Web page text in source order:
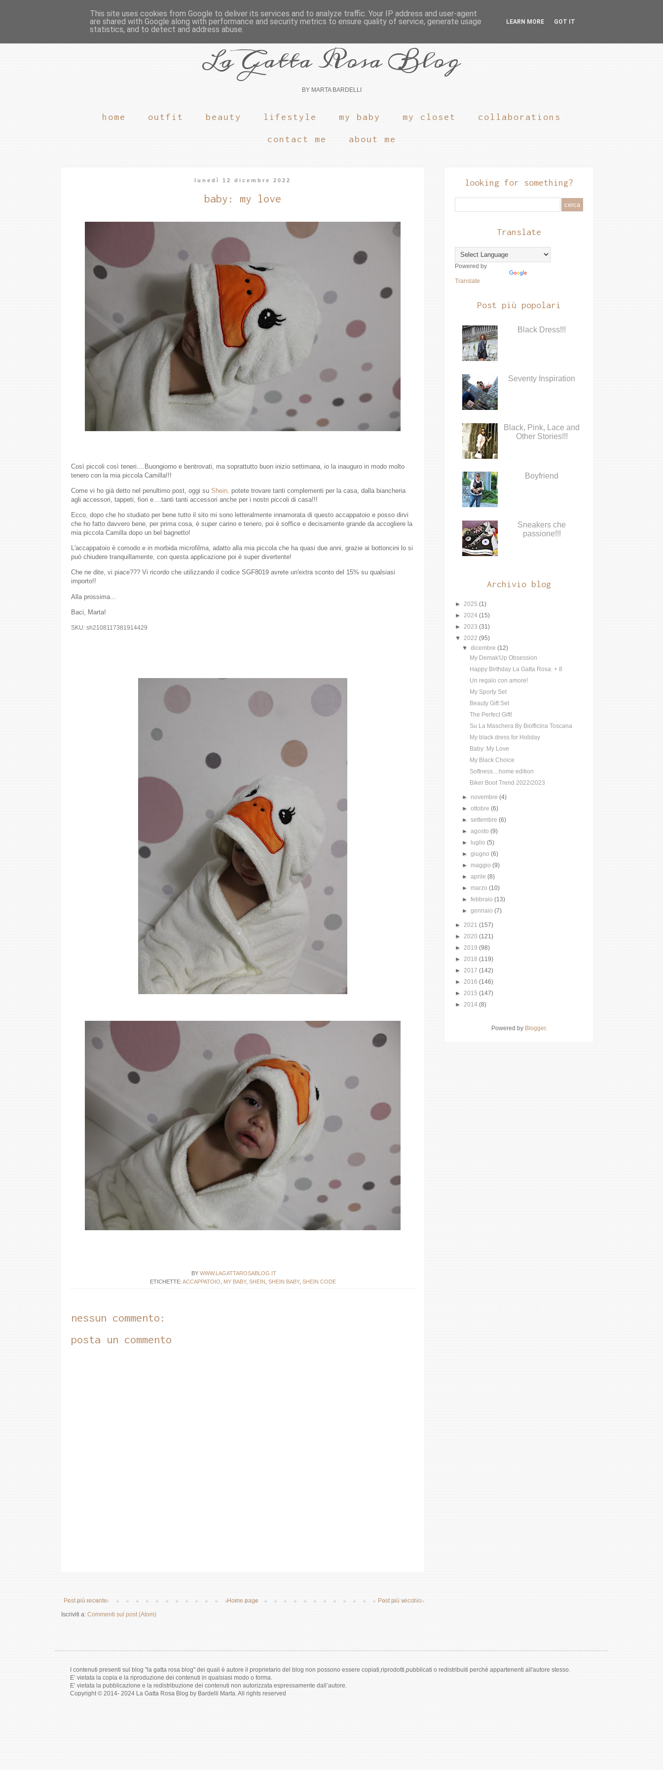
La Gatta Rosa Blog
BY MARTA BARDELLI
home outfit beauty lifestyle my baby my closet collaborations
contact me about me
lunedì 12 dicembre 2022
baby: my love
Così piccoli così teneri.... Buongiorno e bentrovati, ma soprattutto buon inizio settimana, io la inauguro in modo molto
tenero con la mia piccola Camilla!!!
Come vi ho già detto nel penultimo post, oggi su Shein, potete trovare tanti complementi per la casa, dalla biancheria
agli accessori, tappeti, fiori e....tanti tanti accessori anche per i nostri piccoli di casa!!!
Ecco, dopo che ho studiato per bene tutto il sito mi sono letteralmente innamorata di questo accappatoio e posso dirvi
che ho fatto davvero bene, per prima cosa, è super carino e tenero, poi è soffice e decisamente grande da accogliere la
mia piccola Camilla dopo un bel bagnetto!
L'accappatoio è comodo e in morbida microfilma, adatto alla mia piccola che ha quasi due anni, grazie ai bottoncini lo si
può chiudere tranquillamente, con questa applicazione poi è super divertente!
Che ne dite, vi piace??? Vi ricordo che utilizzando il codice SGF8019 avrete un'extra sconto del 15% su qualsiasi
importo!!
Alla prossima...
Baci, Marta!
SKU: sh2108117381914429
BYWWW.LAGATTAROSABLOG.IT
ETICHETTE: ACCAPPATOIO, MY BABY, SHEIN , SHEIN BABY, SHEIN CODE
nessun commento:
posta un commento
Post più recente Post più vecchio
Home page
Iscriviti a: Commenti sul post (Atom)
looking for something?
Translate
Powered by
Translate
Post più popolari
Black Dress!!!
Seventy Inspiration
Black, Pink, Lace and
Other Stories!!!
Boyfriend
Sneakers che
passione!!!
Archivio blog
► 2025 (1)
► 2024 (15)
► 2023 (31)
▼ 2022 (95)
▼dicembre(12)
My Demak'Up Obsession
Happy Birthday La Gatta Rosa: + 8
Un regalo con amore!
My Sporty Set
Beauty Gift Set
The Perfect Gift!
Su La Maschera By Biofficina Toscana
My black dress for Holiday
Baby: My Love
My Black Choice
Softness....home edition
Biker Boot Trend 2022/2023
► novembre(4)
►ottobre(6)
►settembre(6)
►agosto(9)
►
luglio(5)
►giugno(6)
► maggio(9)
►aprile(8)
► marzo(10)
►febbraio(13)
►gennaio(7)
► 2021 (157)
► 2020 (121)
► 2019 (98)
► 2018 (119)
► 2017 (142)
► 2016 (146)
► 2015 (147)
► 2014 (8)
Powered by Blogger.
I contenuti presenti sul blog "la gatta rosa blog" dei quali è autore il proprietario del blog non possono essere copiati,riprodotti,pubblicati o redistribuiti perché appartenenti all'autore stesso.
E’ vietata la copia e la riproduzione dei contenuti in qualsiasi modo o forma.
E’ vietata la pubblicazione e la redistribuzione dei contenuti non autorizzata espressamente dall’autore.
Copyright © 2014- 2024 La Gatta Rosa Blog by Bardelli Marta. All rights reserved
This site uses cookies from Google to deliver its services and to analyze traffic. Your IP address and user-agent
are shared with Google along with performance and security metrics to ensure quality of service, generate usage
statistics, and to detect and address abuse.
LEARN MORE GOT IT